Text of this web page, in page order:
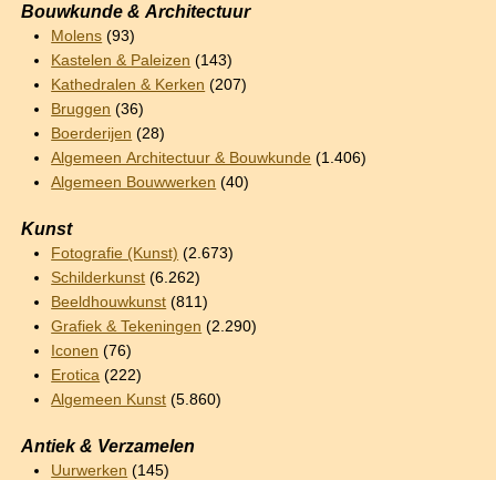
Bouwkunde & Architectuur
Molens (93)
Kastelen & Paleizen (143)
Kathedralen & Kerken (207)
Bruggen (36)
Boerderijen (28)
Algemeen Architectuur & Bouwkunde (1.406)
Algemeen Bouwwerken (40)
Kunst
Fotografie (Kunst) (2.673)
Schilderkunst (6.262)
Beeldhouwkunst (811)
Grafiek & Tekeningen (2.290)
Iconen (76)
Erotica (222)
Algemeen Kunst (5.860)
Antiek & Verzamelen
Uurwerken (145)